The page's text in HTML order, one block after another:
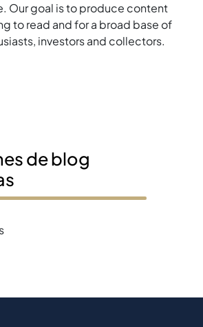
Our goal is to produce content
to read and for a broad base of
investors and collectors.
de blog